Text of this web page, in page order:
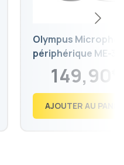
Olympus
périphérique ME-33
149,90
AJOUTER AU